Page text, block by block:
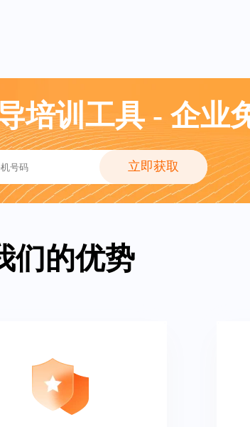
培训工具 - 企业
立即获取
们的优势